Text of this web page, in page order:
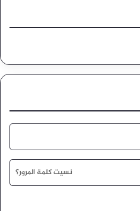
نسيت كلمة المرور؟